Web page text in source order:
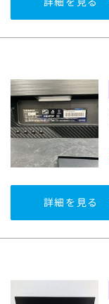
詳細を見る